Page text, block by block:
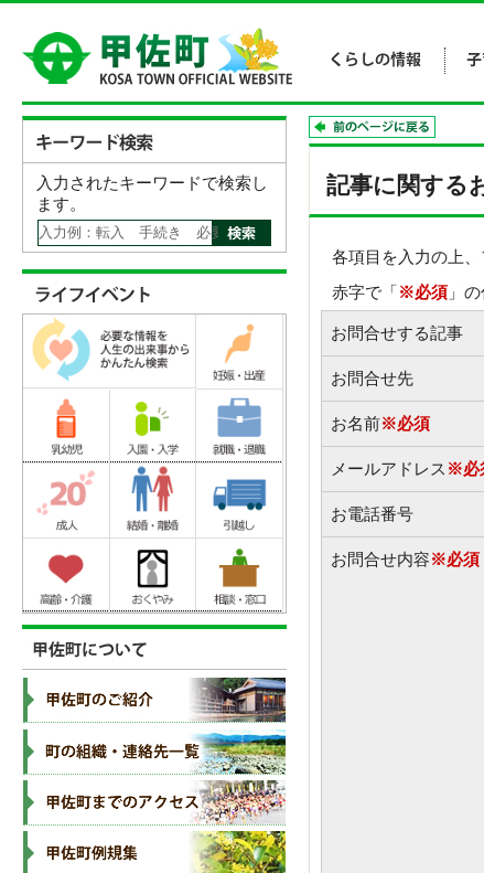
記事に関する
各項目を入力の上
赤字で「※必須 」
お問合せする記事
お問合せ先
お名前※必須
メールアドレス ※必
お電話番号
お問合せ内容※必須
入力されたキーワードで検索し
ます。